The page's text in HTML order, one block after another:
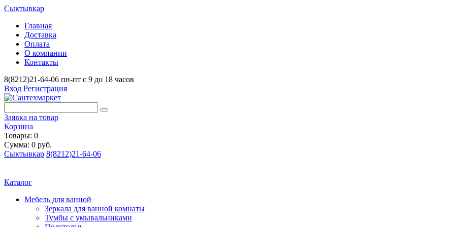
Сыктывкар
Главная
Доставка
Оплата
О компании
Контакты
8(8212)21-64-06 пн-пт с 9 до 18 часов
Вход Регистрация
Заявка на товар
Корзина
Товары: 0
Сумма: 0 руб.
Сыктывкар 8(8212)21-64-06
Каталог
Мебель для ванной
Зеркала для ванной комнаты
Тумбы с умывальниками